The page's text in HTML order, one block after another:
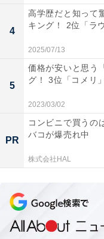
景色が圧巻。静か
（50代女性／兵庫
ら」（30代男性／
る絶景スポットで
見下ろすロケーシ
たような伝統的な暮
えないほどゆった
す。また、道の駅
鮮な魚介を使ったグ
京都）といった声が
4
高学歴だと知って
キング！ 2位「ラ
2025/07/13
5
価格が安いと思う
グ！ 3位「コメリ
2023/03/02
PR
コンビニで買うの
バコが爆売れ中
株式会社HAL